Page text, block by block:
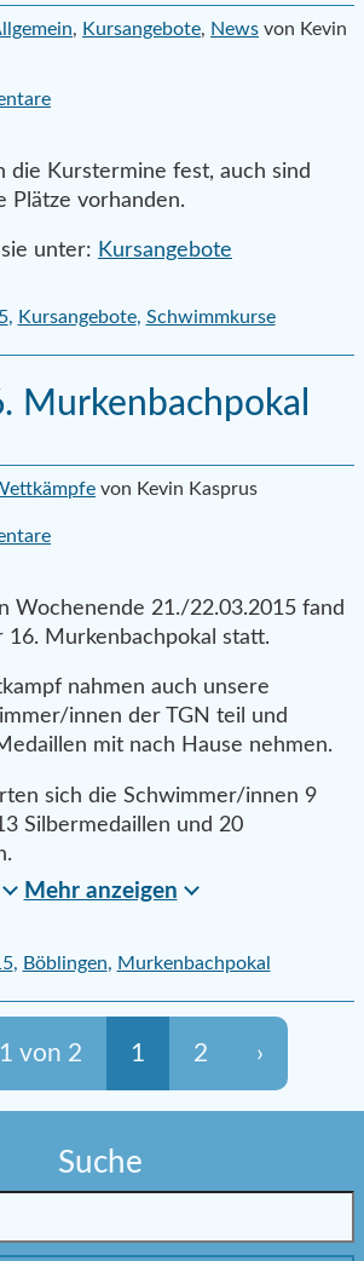
, Kursangebote, News von Kevin
die Kurstermine fest, auch sind
Plätze vorhanden.
unter: Kursangebote
, Kursangebote, Schwimmkurse
Murkenbachpokal
von Kevin Kasprus
Wochenende 21./22.03.2015 fand
16. Murkenbachpokal statt.
nahmen auch unsere
innen der TGN teil und
mit nach Hause nehmen.
sich die Schwimmer/innen 9
Silbermedaillen und 20
Mehr anzeigen
, Böblingen, Murkenbachpokal
von 2 1 2 ›
Suche